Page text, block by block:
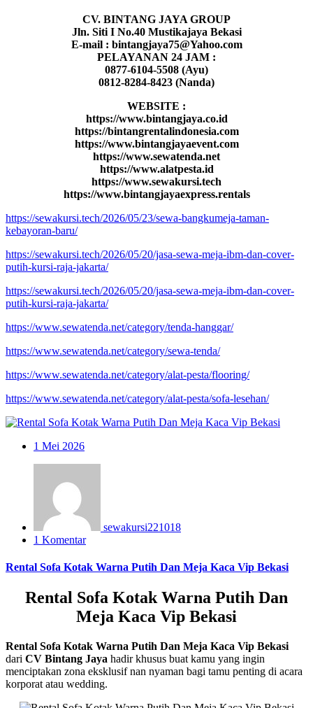
CV. BINTANG JAYA GROUP
Jln. Siti I No.40 Mustikajaya Bekasi
E-mail : bintangjaya75@Yahoo.com
PELAYANAN 24 JAM :
0877-6104-5508 (Ayu)
0812-8284-8423 (Nanda)
WEBSITE :
https://www.bintangjaya.co.id
https://bintangrentalindonesia.com
https://www.bintangjayaevent.com
https://www.sewatenda.net
https://www.alatpesta.id
https://www.sewakursi.tech
https://www.bintangjayaexpress.rentals
https://sewakursi.tech/2026/05/23/sewa-bangkumeja-taman-
kebayoran-baru/
https://sewakursi.tech/2026/05/20/jasa-sewa-meja-ibm-dan-cover-
putih-kursi-raja-jakarta/
https://sewakursi.tech/2026/05/20/jasa-sewa-meja-ibm-dan-cover-
putih-kursi-raja-jakarta/
https://www.sewatenda.net/category/tenda-hanggar/
https://www.sewatenda.net/category/sewa-tenda/
https://www.sewatenda.net/category/alat-pesta/flooring/
https://www.sewatenda.net/category/alat-pesta/sofa-lesehan/
1 Mei 2026
sewakursi221018
1 Komentar
Rental Sofa Kotak Warna Putih Dan Meja Kaca Vip Bekasi
Rental Sofa Kotak Warna Putih Dan
Meja Kaca Vip Bekasi
Rental Sofa Kotak Warna Putih Dan Meja Kaca Vip Bekasi
dari CV Bintang Jaya hadir khusus buat kamu yang ingin
menciptakan zona eksklusif nan nyaman bagi tamu penting di acara
korporat atau wedding.